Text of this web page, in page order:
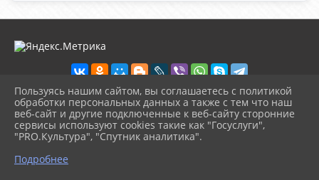
2026 г. detbibl-novomih.ru
Вход
Карта сайта
Политика обработки персональных данных
Пользуясь нашим сайтом, вы соглашаетесь с политикой
обработки персональных данных а также с тем что наш
веб-сайт и другие подключенные к веб-сайту сторонние
сервисы используют cookies такие как "Госуслуги",
"PRO.Культура", "Спутник аналитика".
Подробнее